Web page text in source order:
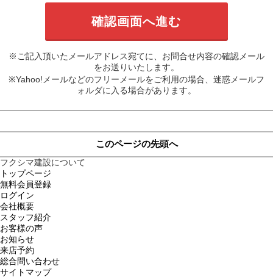
※ご記入頂いたメールアドレス宛てに、お問合せ内容の確認メール
をお送りいたします。
※Yahoo!メールなどのフリーメールをご利用の場合、迷惑メールフ
ォルダに入る場合があります。
このページの先頭へ
フクシマ建設について
トップページ
無料会員登録
ログイン
会社概要
スタッフ紹介
お客様の声
お知らせ
来店予約
総合問い合わせ
サイトマップ